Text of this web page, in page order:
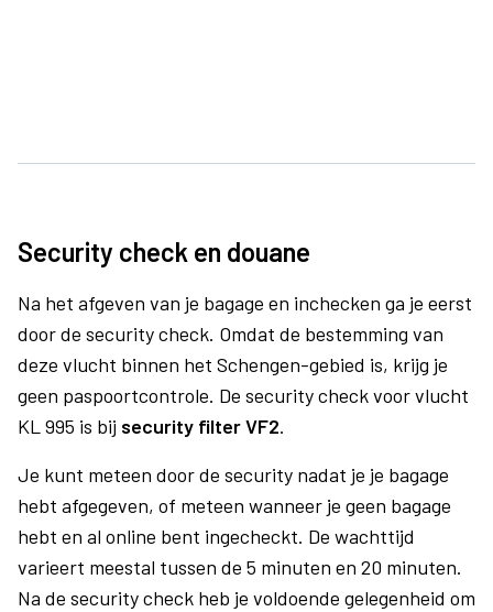
Security check en douane
Na het afgeven van je bagage en inchecken ga je eerst
door de security check. Omdat de bestemming van
deze vlucht binnen het Schengen-gebied is, krijg je
geen paspoortcontrole. De security check voor vlucht
KL 995 is bij security filter VF2.
Je kunt meteen door de security nadat je je bagage
hebt afgegeven, of meteen wanneer je geen bagage
hebt en al online bent ingecheckt. De wachttijd
varieert meestal tussen de 5 minuten en 20 minuten.
Na de security check heb je voldoende gelegenheid om